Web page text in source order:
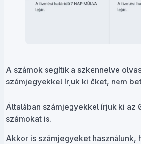
A számok segítik a szkennelve
számjegyekkel írjuk ki őket, nem
Általában számjegyekkel írjuk ki az
számokat is.
Akkor is számjegyeket használunk,